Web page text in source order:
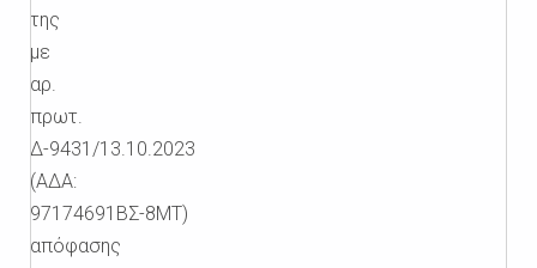
της
με
αρ.
πρωτ.
Δ-9431/13.10.2023
(ΑΔΑ:
97174691ΒΣ-8ΜΤ)
απόφασης